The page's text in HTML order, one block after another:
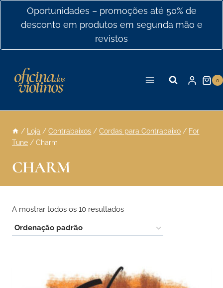
conteúdo
Oportunidades – promoções até 50% de
desconto em produtos em segunda mão e
revistos
0
/ Loja / Contrabaixos / Cordas para Contrabaixo / For
Tune / Charm
CHARM
A mostrar todos os 10 resultados